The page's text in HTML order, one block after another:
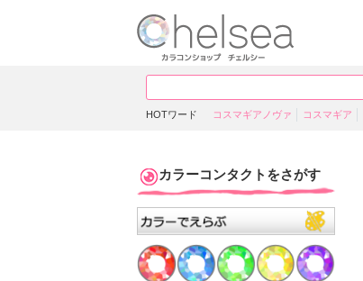
HOTワード コスマギアノヴァ コスマギア
カラーコンタクトをさがす